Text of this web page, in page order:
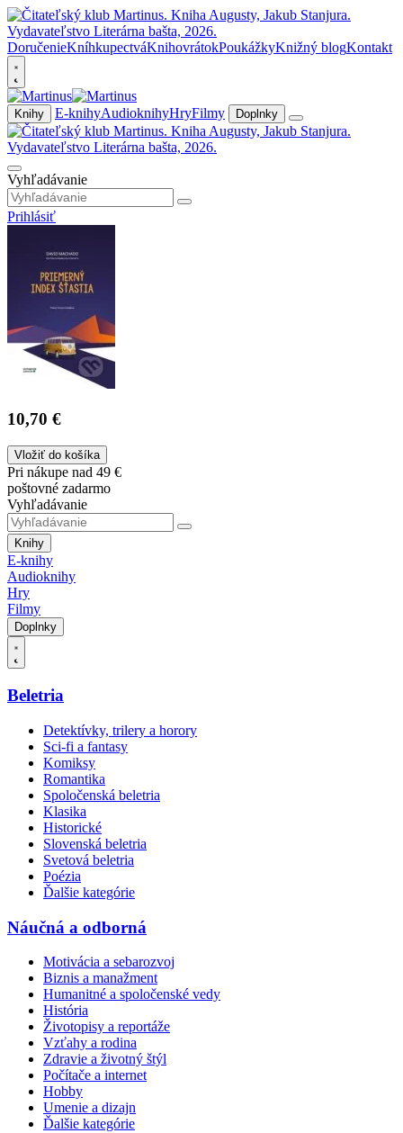
DoručenieKníhkupectváKnihovrátokPoukážkyKnižný blogKontakt
Knihy E-knihyAudioknihyHryFilmy Doplnky
Vyhľadávanie
Prihlásiť
10,70 €
Vložiť do košíka
Pri nákupe nad 49 €
poštovné zadarmo
Vyhľadávanie
Knihy
E-knihy
Audioknihy
Hry
Filmy
Doplnky
Beletria
Detektívky, trilery a horory
Sci-fi a fantasy
Komiksy
Romantika
Spoločenská beletria
Klasika
Historické
Slovenská beletria
Svetová beletria
Poézia
Ďalšie kategórie
Náučná a odborná
Motivácia a sebarozvoj
Biznis a manažment
Humanitné a spoločenské vedy
História
Životopisy a reportáže
Vzťahy a rodina
Zdravie a životný štýl
Počítače a internet
Hobby
Umenie a dizajn
Ďalšie kategórie